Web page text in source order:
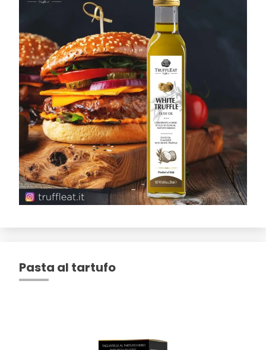
Pasta al tartufo